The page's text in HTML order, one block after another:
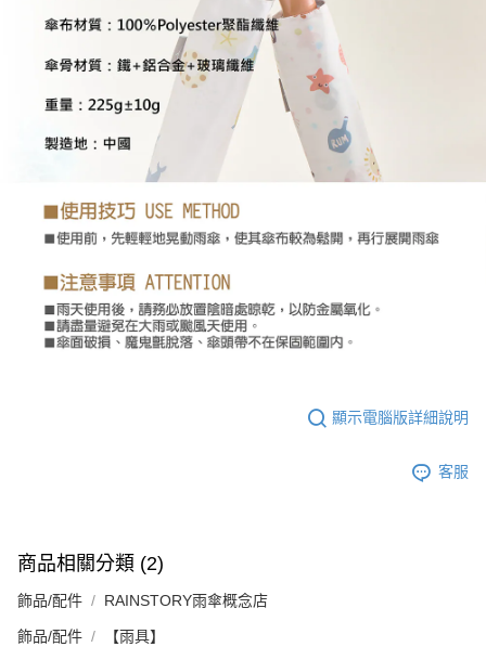
顯示電腦版詳細說明
客服
商品相關分類 (2)
飾品/配件 RAINSTORY雨傘概念店
飾品/配件 【雨具】